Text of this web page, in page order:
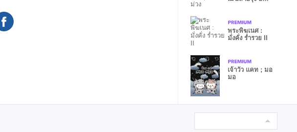
พระพิฆเนศ :
มั่งคั่ง ร่ำรวย II
เจ้าวัว แคท ; มอ
มอ